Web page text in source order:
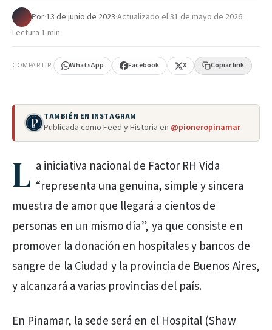
Por·13 de junio de 2023·Actualizado el31 de mayo de 2026·
Lectura 1 min
COMPARTIR WhatsApp Facebook X Copiar link
TAMBIÉN EN INSTAGRAM
Publicada como Feed y Historia en @pioneropinamar
L a iniciativa nacional de Factor RH Vida
“representa una genuina, simple y sincera
muestra de amor que llegará a cientos de
personas en un mismo día”, ya que consiste en
promover la donación en hospitales y bancos de
sangre de la Ciudad y la provincia de Buenos Aires,
y alcanzará a varias provincias del país.
En Pinamar, la sede será en el Hospital (Shaw